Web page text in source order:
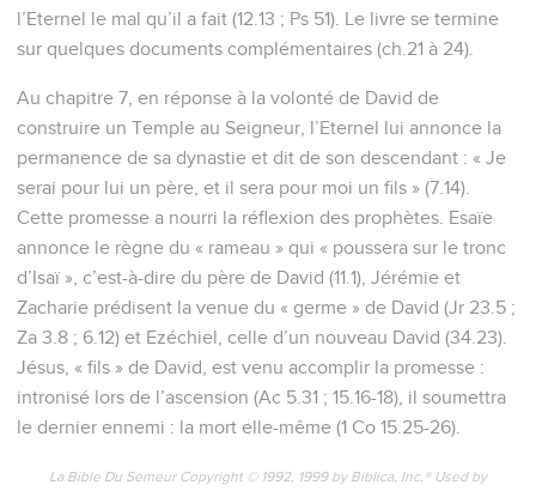
l’Eternel le mal qu’il a fait (12.13 ; Ps 51). Le livre se termine
sur quelques documents complémentaires (ch.21 à 24).
Au chapitre 7, en réponse à la volonté de David de
construire un Temple au Seigneur, l’Eternel lui annonce la
permanence de sa dynastie et dit de son descendant : « Je
serai pour lui un père, et il sera pour moi un fils » (7.14).
Cette promesse a nourri la réflexion des prophètes. Esaïe
annonce le règne du « rameau » qui « poussera sur le tronc
d’Isaï », c’est-à-dire du père de David (11.1), Jérémie et
Zacharie prédisent la venue du « germe » de David (Jr 23.5 ;
Za 3.8 ; 6.12) et Ezéchiel, celle d’un nouveau David (34.23).
Jésus, « fils » de David, est venu accomplir la promesse :
intronisé lors de l’ascension (Ac 5.31 ; 15.16-18), il soumettra
le dernier ennemi : la mort elle-même (1 Co 15.25-26).
La Bible Du Semeur Copyright © 1992, 1999 by Biblica, Inc.® Used by